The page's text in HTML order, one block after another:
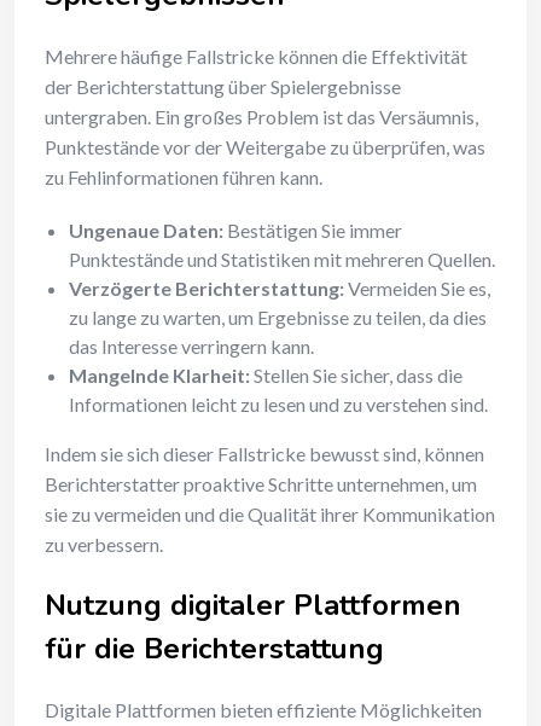
Mehrere häufige Fallstricke können die Effektivität
der Berichterstattung über Spielergebnisse
untergraben. Ein großes Problem ist das Versäumnis,
Punktestände vor der Weitergabe zu überprüfen, was
zu Fehlinformationen führen kann.
Ungenaue Daten: Bestätigen Sie immer
Punktestände und Statistiken mit mehreren Quellen.
Verzögerte Berichterstattung:Vermeiden Sie es,
zu lange zu warten, um Ergebnisse zu teilen, da dies
das Interesse verringern kann.
Mangelnde Klarheit:Stellen Sie sicher, dass die
Informationen leicht zu lesen und zu verstehen sind.
Indem sie sich dieser Fallstricke bewusst sind, können
Berichterstatter proaktive Schritte unternehmen, um
sie zu vermeiden und die Qualität ihrer Kommunikation
zu verbessern.
Nutzung digitaler Plattformen
für die Berichterstattung
Digitale Plattformen bieten effiziente Möglichkeiten